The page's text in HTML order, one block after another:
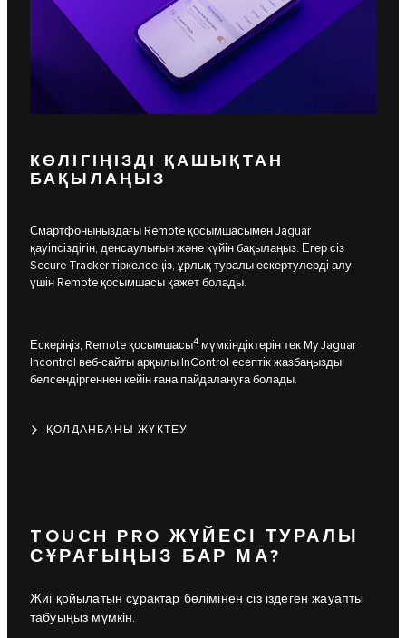
КӨЛІГІҢІЗДІ ҚАШЫҚТАН
БАҚЫЛАҢЫЗ
Смартфоныңыздағы Remote қосымшасымен Jaguar
қауіпсіздігін, денсаулығын және күйін бақылаңыз. Егер сіз
Secure Tracker тіркелсеңіз, ұрлық туралы ескертулерді алу
үшін Remote қосымшасы қажет болады.
Ескеріңіз, Remote қосымшасы4 мүмкіндіктерін тек My Jaguar
Incontrol веб-сайты арқылы InControl есептік жазбаңызды
белсендіргеннен кейін ғана пайдалануға болады.
ҚОЛДАНБАНЫ ЖҮКТЕУ
TOUCH PRO ЖҮЙЕСІ ТУРАЛЫ
СҰРАҒЫҢЫЗ БАР МА?
Жиі қойылатын сұрақтар бөлімінен сіз іздеген жауапты
табуыңыз мүмкін.